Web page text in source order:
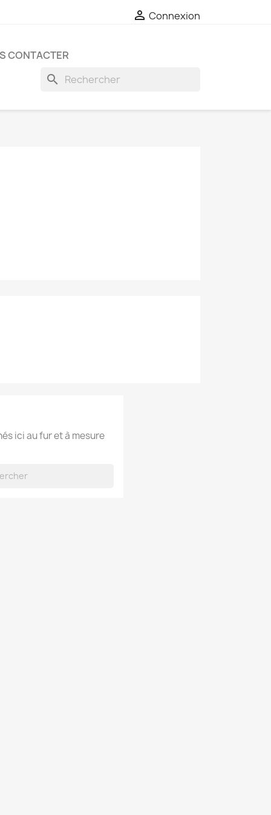
 Connexion
CONTACTER
search
ici au fur et à mesure